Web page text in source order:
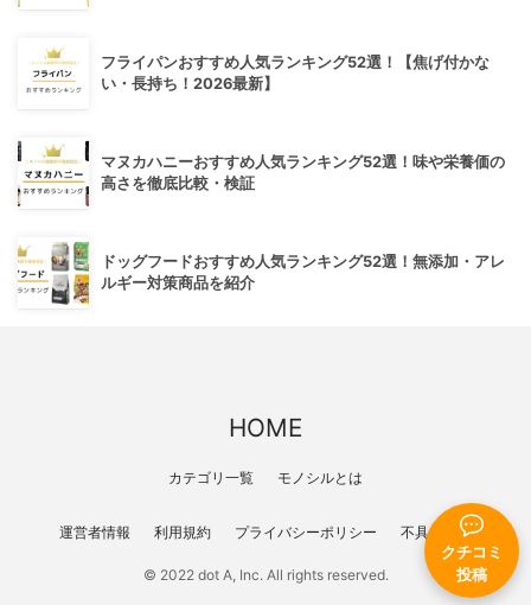
クチコミ
投稿
フライパンおすすめ人気ランキング52選！【焦げ付かな
い・長持ち！2026最新】
マヌカハニーおすすめ人気ランキング52選！味や栄養価の
高さを徹底比較・検証
ドッグフードおすすめ人気ランキング52選！無添加・アレ
ルギー対策商品を紹介
HOME
カテゴリ一覧 モノシルとは
運営者情報 利用規約 プライバシーポリシー 不具合報告
© 2022 dot A, Inc. All rights reserved.